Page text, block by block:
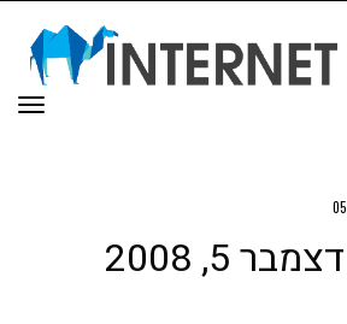
05
דצמבר 5, 2008